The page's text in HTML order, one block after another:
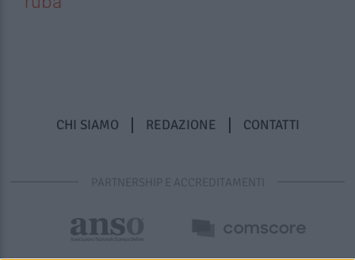
CHI SIAMO REDAZIONE CONTATTI
PARTNERSHIP E ACCREDITAMENTI